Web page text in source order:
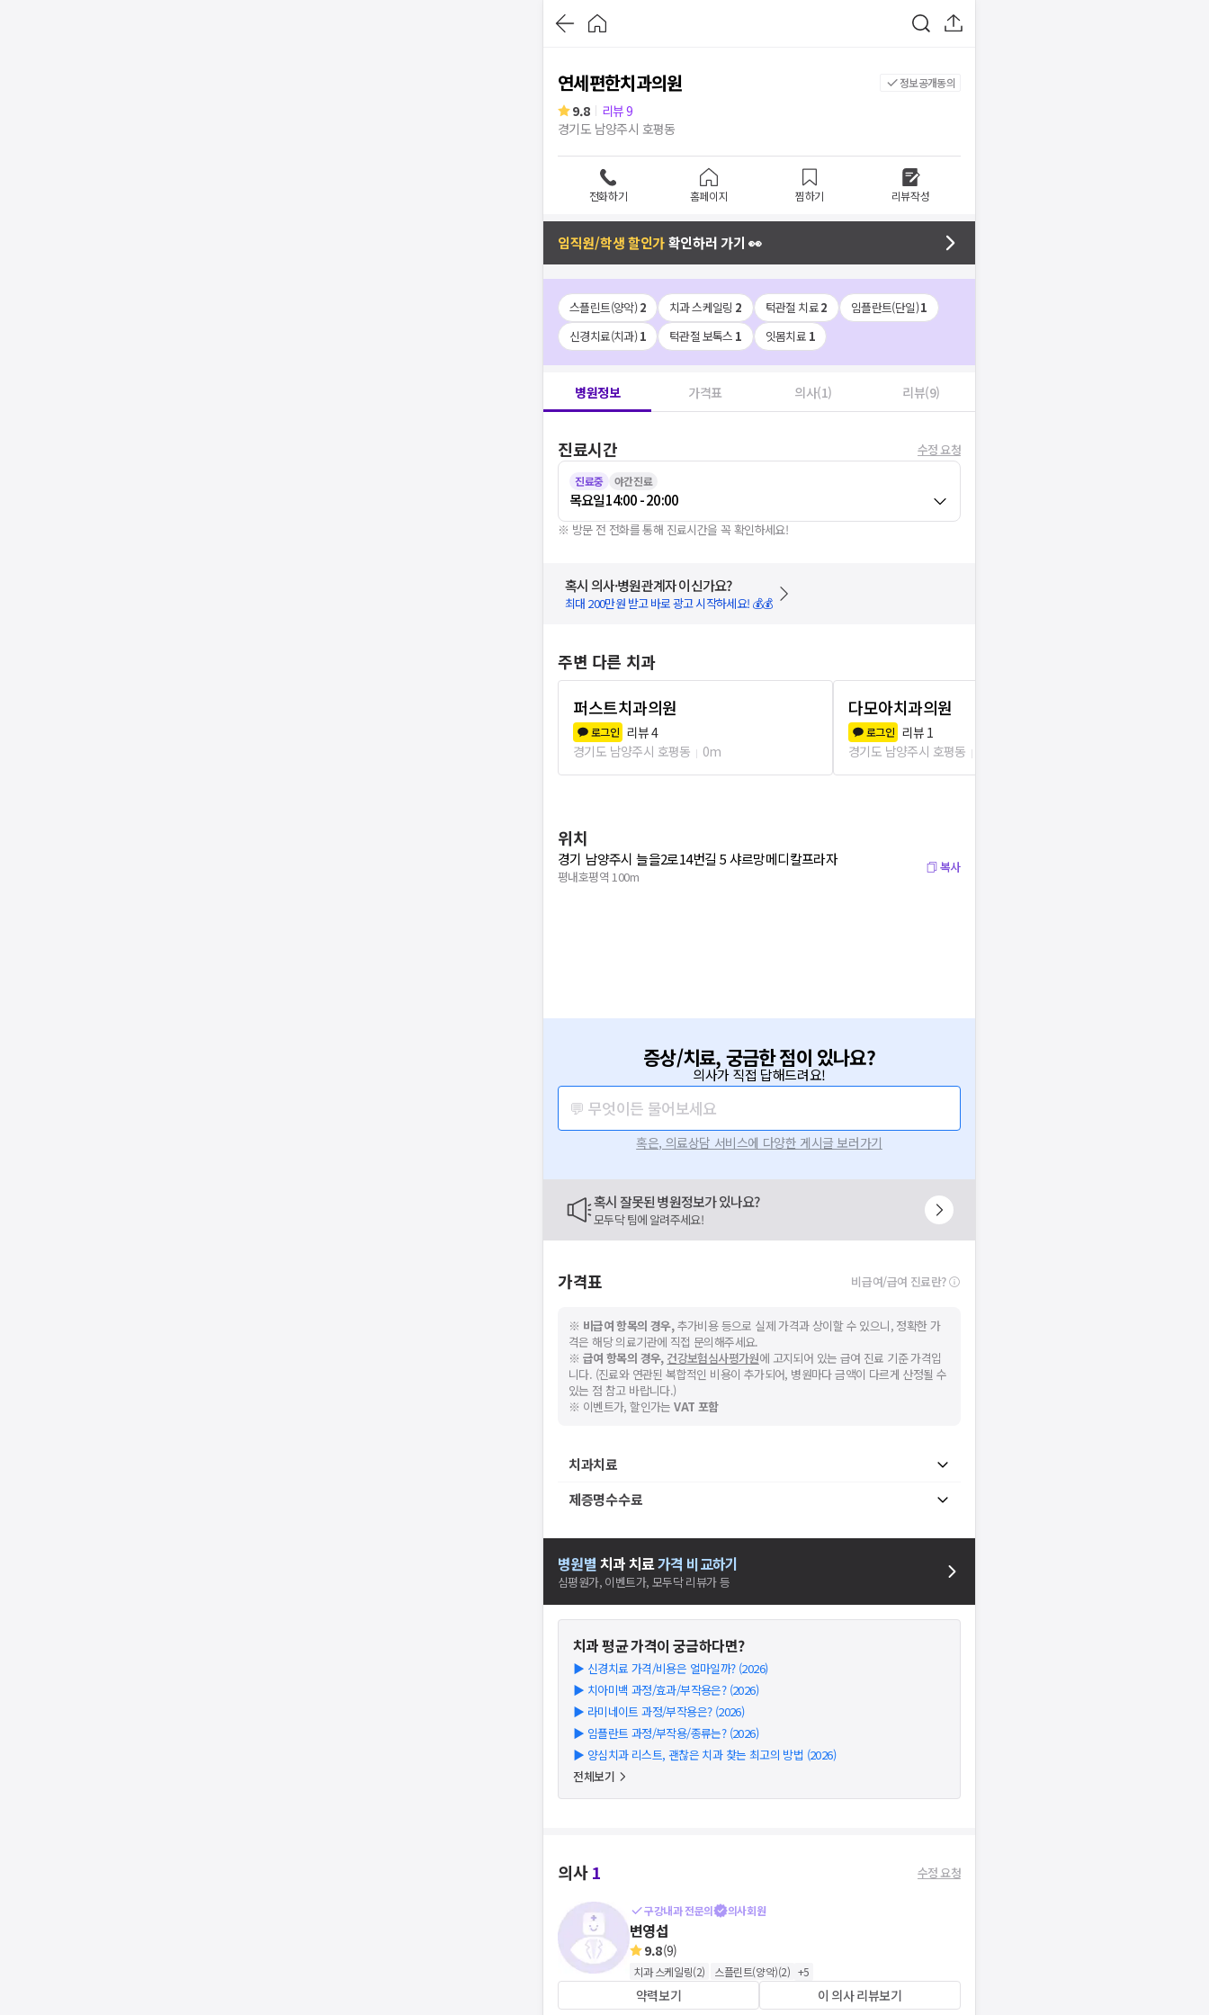
연세편한치과의원 정보공개동의
9.8 리뷰9
경기도 남양주시 호평동
전화하기 홈페이지 찜하기 리뷰작성
임직원/학생 할인가확인하러 가기 👀
스플린트(양악)2 치과 스케일링 2 턱관절 치료2 임플란트(단일)1
신경치료(치과)1 턱관절 보톡스 1 잇몸치료 1
병원정보 가격표 의사(1) 리뷰(9)
진료시간 수정 요청
진료중 야간진료
목요일14:00 - 20:00
※ 방문 전 전화를 통해 진료시간을 꼭 확인하세요!
혹시 의사·병원관계자 이신가요?
최대 200만원 받고 바로 광고 시작하세요! 💰💰
주변 다른 치과
퍼스트치과의원
로그인 리뷰4
경기도 남양주시 호평동
0m
다모아치과의원
로그인 리뷰 1
경기도 남양주시 호평동
위치
경기 남양주시 늘을2로14번길 5 샤르망메디칼프라자
평내호평역 100m
복사
증상/치료, 궁금한 점이 있나요?
의사가 직접 답해드려요!
💬 무엇이든 물어보세요
혹은, 의료상담 서비스에 다양한 게시글 보러가기
혹시 잘못된 병원정보가 있나요?
모두닥 팀에 알려주세요!
가격표 비급여/급여 진료란?
※ 비급여 항목의 경우,추가비용 등으로 실제 가격과 상이할 수 있으니, 정확한 가
격은 해당 의료기관에 직접 문의해주세요.
※ 급여 항목의 경우, 건강보험심사평가원에 고지되어 있는 급여 진료 기준 가격입
니다. (진료와 연관된 복합적인 비용이 추가되어, 병원마다 금액이 다르게 산정될 수
있는 점 참고 바랍니다.)
※ 이벤트가, 할인가는VAT 포함
치과치료
제증명수수료
병원별 치과치료가격 비교하기
심평원가, 이벤트가, 모두닥 리뷰가 등
치과평균 가격이 궁금하다면?
▶ 신경치료 가격/비용은 얼마일까? (2026)
▶ 치아미백 과정/효과/부작용은? (2026)
▶ 라미네이트 과정/부작용은? (2026)
▶ 임플란트 과정/부작용/종류는? (2026)
▶ 양심치과 리스트, 괜찮은 치과 찾는 최고의 방법 (2026)
전체보기
의사1 수정 요청
구강내과 전문의 의사회원
변영섭
9.8(9)
치과 스케일링(2) 스플린트(양악)(2) +5
약력보기 이 의사 리뷰보기